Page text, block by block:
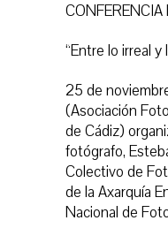
CONFERENCIA
“Entre lo irreal y
25 de
(Asociación
de Cádiz)
fotógrafo,
Colectivo de
de la Axarquía
Nacional de